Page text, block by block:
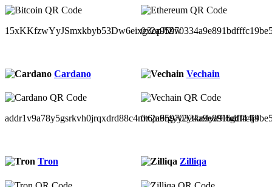
15xKKfzwYyJSmxkbyb53Dw6eixg3opJfZw
Cardano
addr1v9a78y5gsrkvh0jrqxdrd88c4mt6jn6rgyy2ytkndya9l6gdl44j4
Vechain
Tron Zilliqa